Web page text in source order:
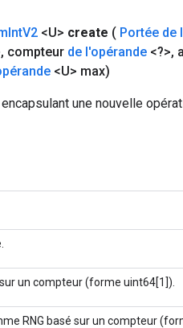
IntV2 <U> create ( Portée de
, compteur de l'opérande <?>,
<U> max)
une nouvelle
un compteur (forme uint64[1]).
RNG basé sur un compteur